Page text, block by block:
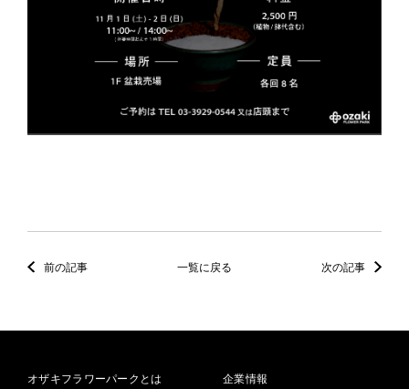
前の記事 一覧に戻る 次の記事
オザキフラワーパークとは 企業情報